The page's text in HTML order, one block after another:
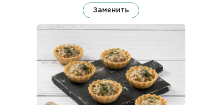
Заменить